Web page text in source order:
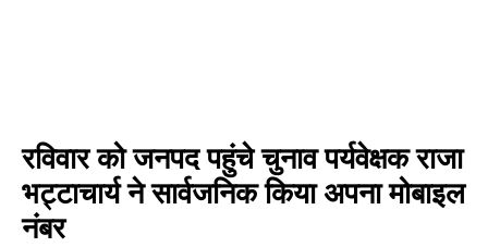
रविवार को जनपद पहुंचे चुनाव पर्यवेक्षक राजा
भट्टाचार्य ने सार्वजनिक किया अपना मोबाइल
नंबर